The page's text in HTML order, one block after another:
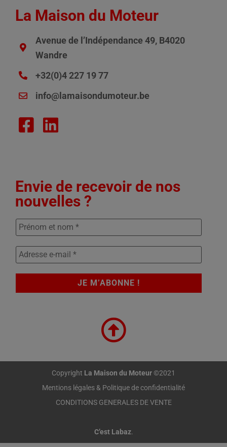
La Maison du Moteur
Avenue de l’Indépendance 49, B4020
Wandre
+32(0)4 227 19 77
info@lamaisondumoteur.be
Envie de recevoir de nos
nouvelles ?
Copyright La Maison du Moteur©2021
Mentions légales & Politique de confidentialité
CONDITIONS GENERALES DE VENTE
C’est Labaz.